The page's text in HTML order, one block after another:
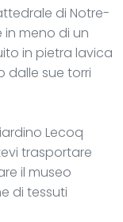
di Notre-
meno di un
in pietra lavica
dalle sue torri
Lecoq
trasportare
il museo
di tessuti